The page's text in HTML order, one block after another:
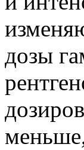
дозы